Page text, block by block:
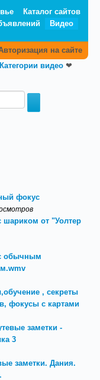
Каталог сайтов
Видео
на сайте
Категории видео ❤
фокус
шариком от "Уолтер
обычным
, секреты
фокусы с картами
заметки -
3
заметки. Дания.